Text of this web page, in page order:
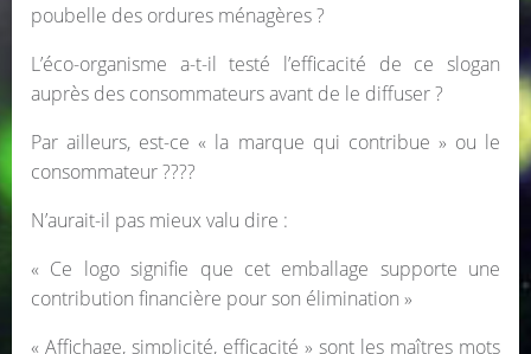
poubelle des ordures ménagères ?
L’éco-organisme a-t-il testé l’efficacité de ce slogan
auprès des consommateurs avant de le diffuser ?
Par ailleurs, est-ce « la marque qui contribue » ou le
consommateur ????
N’aurait-il pas mieux valu dire :
« Ce logo signifie que cet emballage supporte une
contribution financière pour son élimination »
« Affichage, simplicité, efficacité » sont les maîtres mots